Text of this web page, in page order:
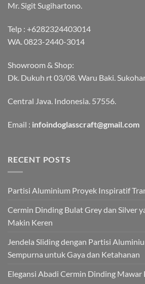
Mr. Sigit Sugihartono.
Telp : +6282324403014
WA.0823-2440-3014
Showroom & Shop:
Dk. Dukuh rt 03/08. Waru Baki.
Central Java. Indonesia. 57556.
Email : infoindoglasscraft@gmail.com
RECENT POSTS
Partisi Aluminium Proyek Inspiratif
Cermin Dinding Bulat Grey dan Silver
Makin Keren
Jendela Sliding dengan Partisi
Sempurna untuk Gaya dan Ketahanan
Elegansi Abadi Cermin Dinding Mawar